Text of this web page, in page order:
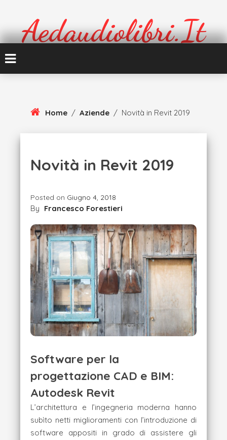
Aedaudiolibri.it
Home / Aziende / Novità in Revit 2019
Novità in Revit 2019
Posted on Giugno 4, 2018
By Francesco Forestieri
Software per la
progettazione CAD e BIM:
Autodesk Revit
L’architettura e l’ingegneria moderna hanno
subìto netti miglioramenti con l’introduzione di
software appositi in grado di assistere gli